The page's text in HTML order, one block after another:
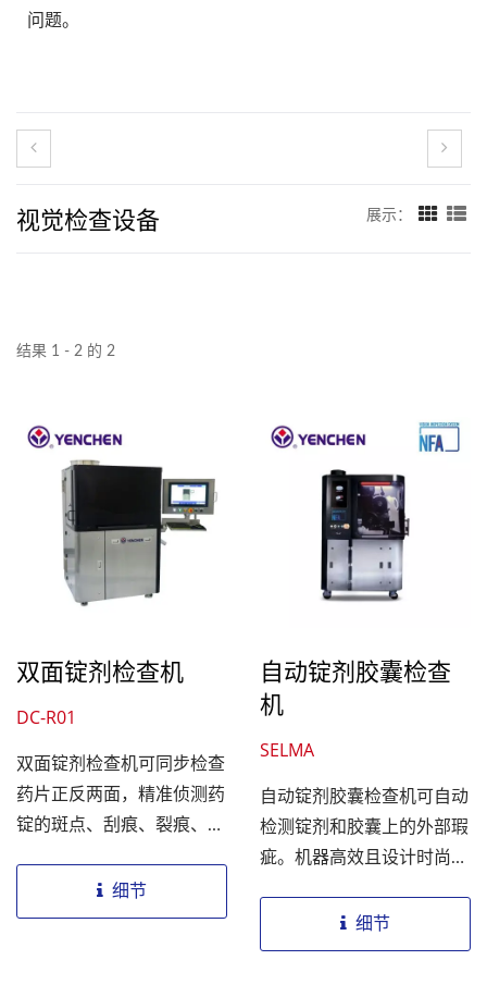
问题。
视觉检查设备 展示：
结果 1 - 2 的 2
双面锭剂检查机
DC-R01
双面锭剂检查机可同步检查
药片正反两面，精准侦测药
锭的斑点、刮痕、裂痕、破
设计，支援多种药片形状与
颜色，操作简便、效率高。
细节
自动锭剂胶囊检查
机
SELMA
自动锭剂胶囊检查机可自动
检测锭剂和胶囊上的外部瑕
疵。机器高效且设计时尚，
构变化，即可按照各种形
状、颜色、尺寸轻松精确地
细节